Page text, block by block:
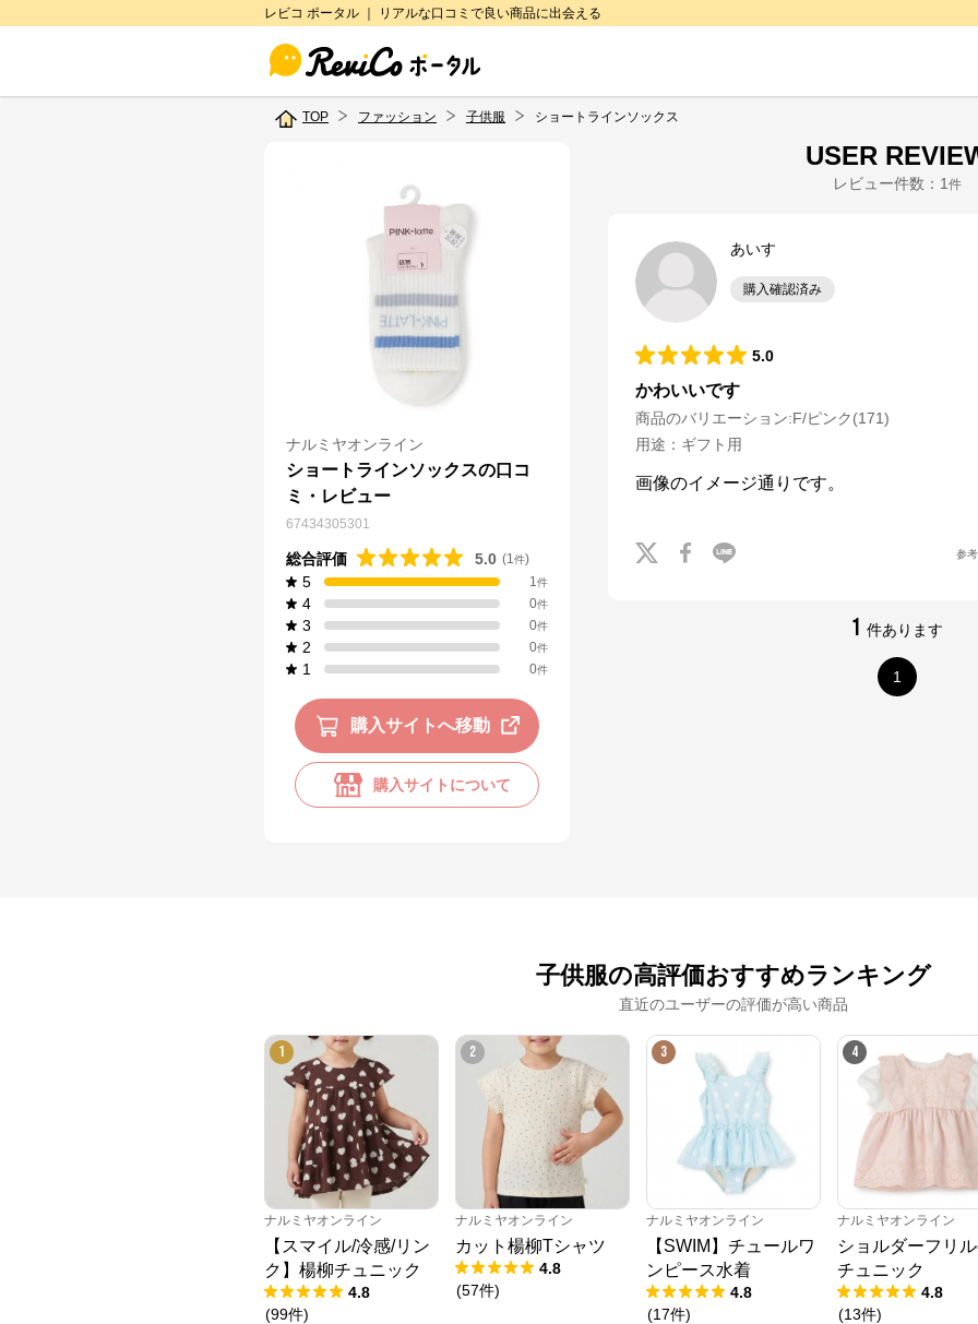
レビコ ポータル ｜ リアルな口コミで良い商品に出会える
TOP ファッション 子供服 ショートラインソックス
ナルミヤオンライン
ショートラインソックスの口コ
ミ・レビュー
67434305301
総合評価 5.0 (1 件)
5 1件
4 0件
3 0件
2 0件
1 0件
購入サイトへ移動
購入サイトについて
USER
レビュー件数： 1 件
あいす
購入確認済み
5.0
かわいいです
商品のバリエーション:F/ピンク(171)
用途 ： ギフト用
画像のイメージ通りです。
参
1 件あります
1
子供服の高評価おすすめランキング
直近のユーザーの評価が高い商品
1
ナルミヤオンライン
【スマイル/冷感/リン
ク】楊柳チュニック
4.8
(99件)
2
ナルミヤオンライン
カット楊柳Tシャツ
4.8
(57件)
3
ナルミヤオンライン
【SWIM】チュールワ
ンピース水着
4.8
(17件)
4
ナルミヤオンライン
ショルダーフリ
チュニック
4.8
(13件)